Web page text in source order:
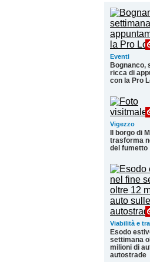
Eventi
Bognanco,
ricca di
con la Pro
Vigezzo
Il borgo di
trasforma
del fumetto
Viabilità e
Esodo
settimana
milioni di
autostrade